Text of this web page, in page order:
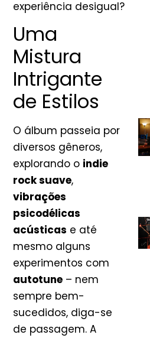
experiência desigual?
Uma
Mistura
Intrigante
de Estilos
O álbum passeia por
diversos gêneros,
explorando o indie
rock suave,
vibrações
psicodélicas
acústicas e até
mesmo alguns
experimentos com
autotune – nem
sempre bem-
sucedidos, diga-se
de passagem. A